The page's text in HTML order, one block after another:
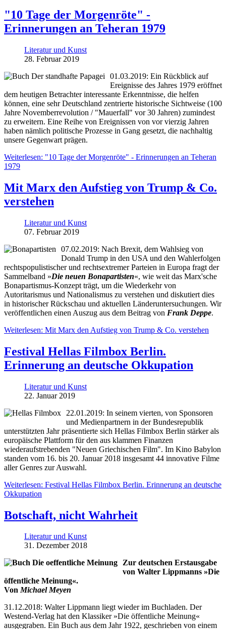
"10 Tage der Morgenröte" -
Erinnerungen an Teheran 1979
Literatur und Kunst
28. Februar 2019
01.03.2019: Ein Rückblick auf
Ereignisse des Jahres 1979 eröffnet
dem heutigen Betrachter interessante Erkenntnisse, die helfen
können, eine sehr Deutschland zentrierte historische Sichtweise (100
Jahre Novemberrevolution / "Mauerfall" vor 30 Jahren) zumindest
zu erweitern. Eine Reihe von Ereignissen von vor vierzig Jahren
haben nämlich politische Prozesse in Gang gesetzt, die nachhaltig
unsere Gegenwart prägen.
Weiterlesen: "10 Tage der Morgenröte" - Erinnerungen an Teheran
1979
Mit Marx den Aufstieg von Trump & Co.
verstehen
Literatur und Kunst
07. Februar 2019
07.02.2019: Nach Brexit, dem Wahlsieg von
Donald Trump in den USA und den Wahlerfolgen
rechtspopulistischer und rechtsextremer Parteien in Europa fragt der
Sammelband »Die neuen Bonapartisten«, wie weit das Marx'sche
Bonapartismus-Konzept trägt, um die Wiederkehr von
Autoritarismus und Nationalismus zu verstehen und diskutiert dies
in historischer Rückschau und aktuellen Länderuntersuchungen. Wir
veröffentlichen einen Auszug aus dem Beitrag von Frank Deppe.
Weiterlesen: Mit Marx den Aufstieg von Trump & Co. verstehen
Festival Hellas Filmbox Berlin.
Erinnerung an deutsche Okkupation
Literatur und Kunst
22. Januar 2019
22.01.2019: In seinem vierten, von Sponsoren
und Medienpartnern in der Bundesrepublik
unterstützten Jahr präsentierte sich Hellas Filmbox Berlin stärker als
europäische Plattform für den aus klammen Finanzen
wiederaufstrebenden "Neuen Griechischen Film". Im Kino Babylon
standen vom 16. bis 20. Januar 2018 insgesamt 44 innovative Filme
aller Genres zur Auswahl.
Weiterlesen: Festival Hellas Filmbox Berlin. Erinnerung an deutsche
Okkupation
Botschaft, nicht Wahrheit
Literatur und Kunst
31. Dezember 2018
Zur deutschen Erstausgabe
von Walter Lippmanns »Die
öffentliche Meinung«.
VonMichael Meyen
31.12.2018: Walter Lippmann liegt wieder im Buchladen. Der
Westend-Verlag hat den Klassiker »Die öffentliche Meinung«
ausgegraben. Ein Buch aus dem Jahr 1922, geschrieben von einem